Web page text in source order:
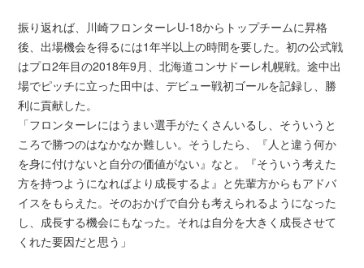
振り返れば、川崎フロンターレU-18からトップチームに昇格
後、出場機会を得るには1年半以上の時間を要した。初の公式戦
はプロ2年目の2018年9月、北海道コンサドーレ札幌戦。途中出
場でピッチに立った田中は、デビュー戦初ゴールを記録し、勝
利に貢献した。
「フロンターレにはうまい選手がたくさんいるし、そういうと
ころで勝つのはなかなか難しい。そうしたら、『人と違う何か
を身に付けないと自分の価値がない』なと。『そういう考えた
方を持つようになればより成長するよ』と先輩方からもアドバ
イスをもらえた。そのおかげで自分も考えられるようになった
し、成長する機会にもなった。それは自分を大きく成長させて
くれた要因だと思う」